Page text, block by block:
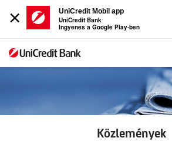
×
UniCredit Mobil app
UniCredit Bank
Ingyenes a Google Play-ben
Közlemények
Közlemények